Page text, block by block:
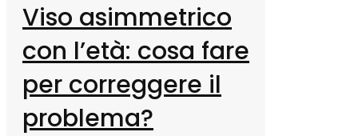
Viso asimmetrico
con l’età: cosa fare
per correggere il
problema?